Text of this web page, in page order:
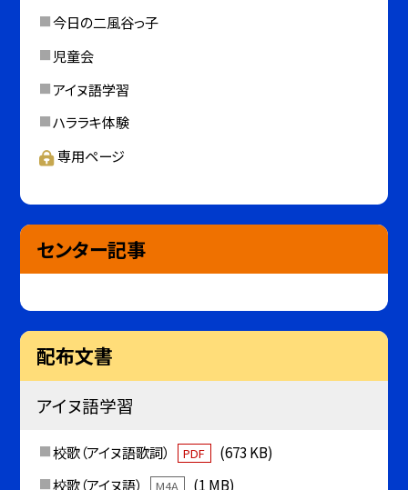
今日の二風谷っ子
児童会
アイヌ語学習
ハララキ体験
専用ページ
センター記事
配布文書
アイヌ語学習
校歌（アイヌ語歌詞） PDF
(673 KB)
校歌（アイヌ語）
M4A (1 MB)